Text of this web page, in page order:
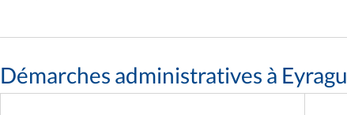
Démarches administratives à